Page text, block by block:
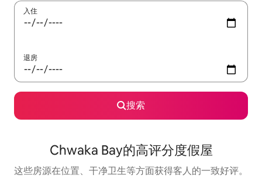
入住
退房
搜索
Chwaka Bay的高评分度假屋
这些房源在位置、干净卫生等方面获得客人的一致好评。